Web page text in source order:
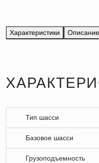
Характеристики Описание
Тип шасси
Базовое шасси
Грузоподъемность